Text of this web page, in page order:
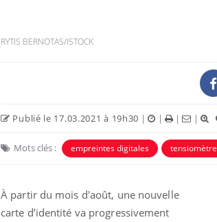
RYTIS BERNOTAS/ISTOCK
Publié le 17.03.2021 à 19h30 | | | |
Mots clés : empreintes digitales tensiomètre
À partir du mois d'août, une nouvelle
carte d’identité va progressivement